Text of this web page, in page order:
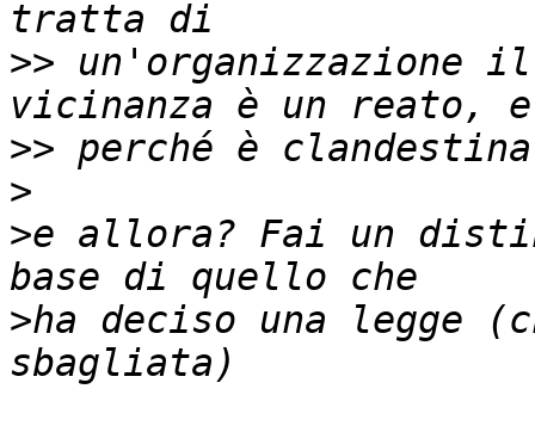
>> un'organizzazione
>>
>
>e allora? Fai un
>ha deciso una legge